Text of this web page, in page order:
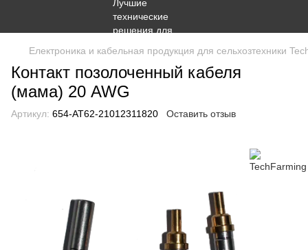
Електроника и кабельная продукция для сельхозтехники
Контакт позолоченный кабеля
(мама) 20 AWG
Артикул: 654-AT62-21012311820 Оставить отзыв